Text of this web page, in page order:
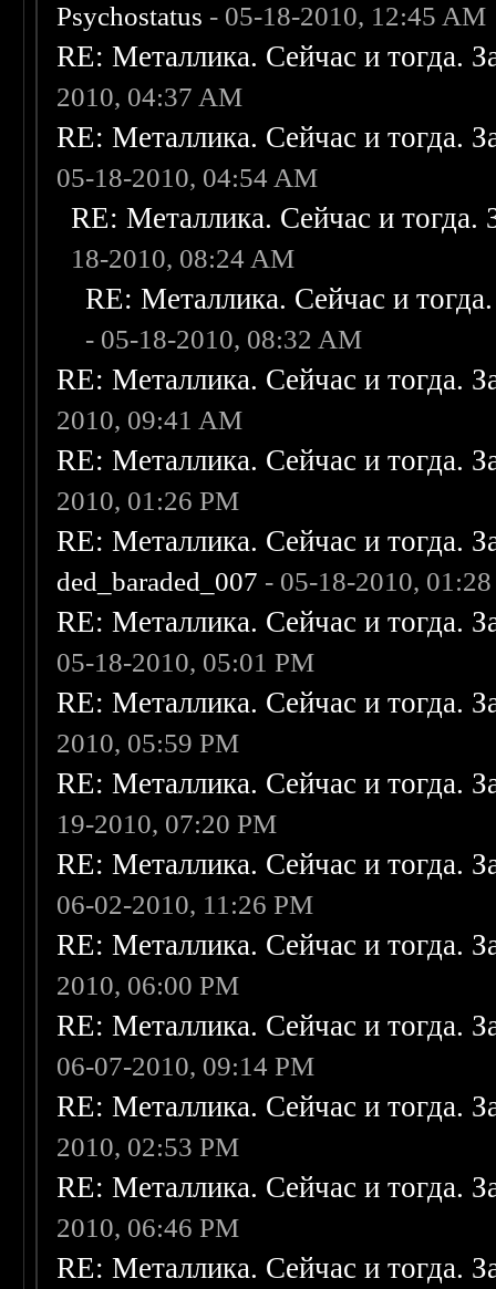
Psychostatus - 05-18-2010, 12:45 AM
RE: Металлика. Сейчас и тогда.
2010, 04:37 AM
RE: Металлика. Сейчас и тогда.
05-18-2010, 04:54 AM
RE: Металлика. Сейчас и
18-2010, 08:24 AM
RE: Металлика. Сейчас и
- 05-18-2010, 08:32 AM
RE: Металлика. Сейчас и тогда.
2010, 09:41 AM
RE: Металлика. Сейчас и тогда.
2010, 01:26 PM
RE: Металлика. Сейчас и тогда.
ded_baraded_007 - 05-18-2010,
RE: Металлика. Сейчас и тогда.
05-18-2010, 05:01 PM
RE: Металлика. Сейчас и тогда.
2010, 05:59 PM
RE: Металлика. Сейчас и тогда.
19-2010, 07:20 PM
RE: Металлика. Сейчас и тогда.
06-02-2010, 11:26 PM
RE: Металлика. Сейчас и тогда.
2010, 06:00 PM
RE: Металлика. Сейчас и тогда.
06-07-2010, 09:14 PM
RE: Металлика. Сейчас и тогда.
2010, 02:53 PM
RE: Металлика. Сейчас и тогда.
2010, 06:46 PM
RE: Металлика. Сейчас и тогда.